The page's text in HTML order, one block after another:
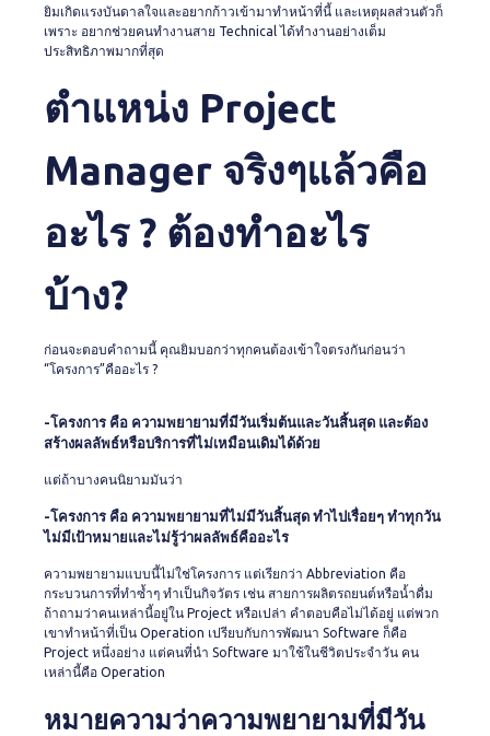
ยิมเกิดแรงบันดาลใจและอยากก้าวเข้ามาทำหน้าที่นี้ และเหตุผลส่วนตัวก็
เพราะ อยากช่วยคนทำงานสาย Technical ได้ทำงานอย่างเต็ม
ประสิทธิภาพมากที่สุด
ตำแหน่ง Project
Manager จริงๆแล้วคือ
อะไร ? ต้องทำอะไร
บ้าง?
ก่อนจะตอบคำถามนี้ คุณยิมบอกว่าทุกคนต้องเข้าใจตรงกันก่อนว่า
“โครงการ”คืออะไร ?
-โครงการ คือ ความพยายามที่มีวันเริ่มต้นและวันสิ้นสุด และต้อง
สร้างผลลัพธ์หรือบริการที่ไม่เหมือนเดิมได้ด้วย
แต่ถ้าบางคนนิยามมันว่า
-โครงการ คือ ความพยายามที่ไม่มีวันสิ้นสุด ทำไปเรื่อยๆ ทำทุกวัน
ไม่มีเป้าหมายและไม่รู้ว่าผลลัพธ์คืออะไร
ความพยายามแบบนี้ไม่ใช่โครงการ แต่เรียกว่า Abbreviation คือ
กระบวนการที่ทำซ้ำๆ ทำเป็นกิจวัตร เช่น สายการผลิตรถยนต์หรือน้ำดื่ม
ถ้าถามว่าคนเหล่านี้อยู่ใน Project หรือเปล่า คำตอบคือไม่ได้อยู่ แต่พวก
เขาทำหน้าที่เป็น Operation เปรียบกับการพัฒนา Software ก็คือ
Project หนึ่งอย่าง แต่คนที่นำ Software มาใช้ในชีวิตประจำวัน คน
เหล่านี้คือ Operation
หมายความว่าความพยายามที่มีวัน